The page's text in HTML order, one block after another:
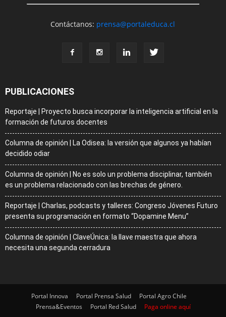
Contáctanos: prensa@portaleduca.cl
PUBLICACIONES
Reportaje | Proyecto busca incorporar la inteligencia artificial en la
formación de futuros docentes
Columna de opinión | La Odisea: la versión que algunos ya habían
decidido odiar
Columna de opinión | No es solo un problema disciplinar, también
es un problema relacionado con las brechas de género.
Reportaje | Charlas, podcasts y talleres: Congreso Jóvenes Futuro
presenta su programación en formato “Dopamine Menu”
Columna de opinión | ClaveÚnica: la llave maestra que ahora
necesita una segunda cerradura
Portal Innova Portal Prensa Salud
Portal Agro Chile
Prensa&Eventos
Portal Red Salud Paga online aquí